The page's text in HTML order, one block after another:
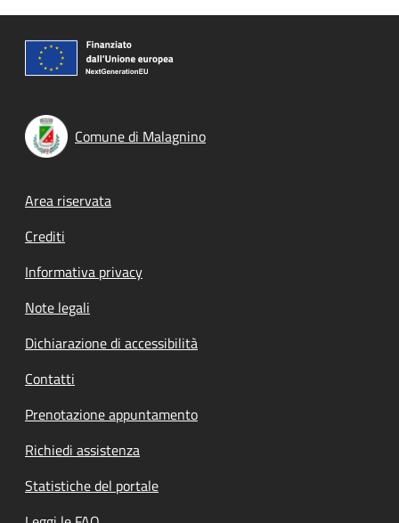
Comune di Malagnino
Footer menu
Area riservata
Crediti
Informativa privacy
Note legali
Dichiarazione di accessibilità
Contatti
Prenotazione appuntamento
Richiedi assistenza
Statistiche del portale